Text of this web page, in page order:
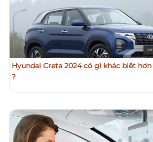
Hyundai Creta 2024 có gì khác biệt
?